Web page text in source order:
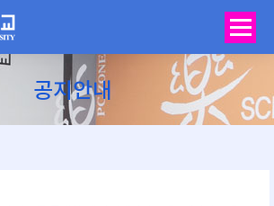
공지안내
You are here: